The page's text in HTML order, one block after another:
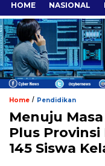
HOME NASIONAL
Home / Pendidikan
Menuju
Plus Provinsi
145 Siswa